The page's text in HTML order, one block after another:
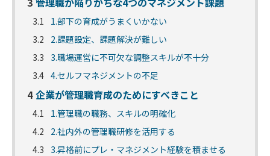
3.1
1.部下の育成がうまくいかない
3.2
2.課題設定、課題解決が難しい
3.3 3.職場運営に不可欠な調整スキルが不十分
3.4 4.セルフマネジメントの不足
4 企業が管理職育成のためにすべきこと
4.1
1.管理職の職務、スキルの明確化
4.2
2.社内外の管理職研修を活用する
4.3 3.昇格前にプレ・マネジメント経験を積ませる